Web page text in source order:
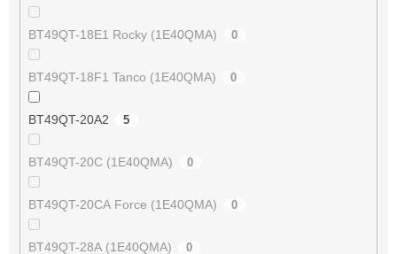
BT49QT-18E1 Rocky (1E40QMA) 0
BT49QT-18F1 Tanco (1E40QMA) 0
BT49QT-20A2 5
BT49QT-20C (1E40QMA) 0
BT49QT-20CA Force (1E40QMA) 0
BT49QT-28A (1E40QMA) 0